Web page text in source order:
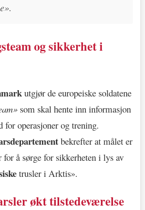
og sikkerhet i
utgjør de europeiske soldatene
som skal hente inn informasjon
for operasjoner og trening.
bekrefter at målet er
for å sørge for sikkerheten i lys av
trusler i Arktis».
økt tilstedeværelse